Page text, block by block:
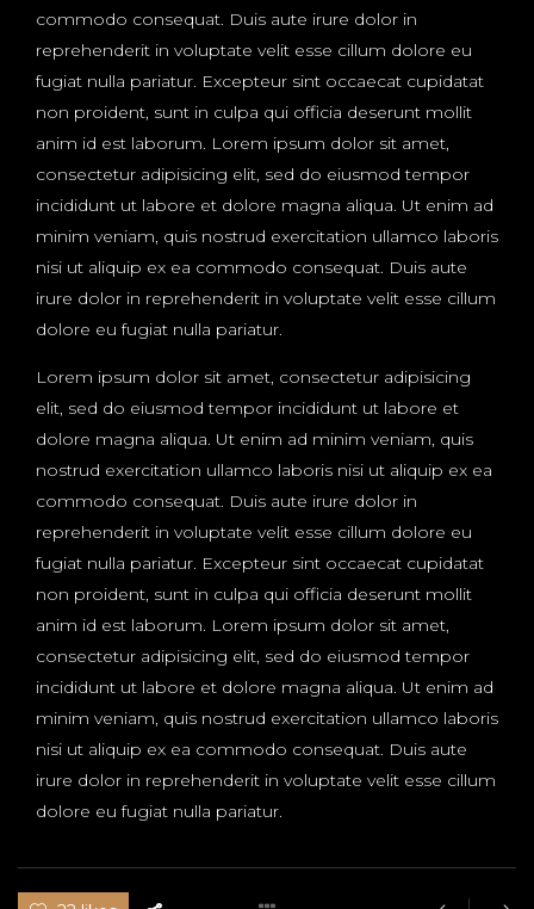
commodo consequat. Duis aute irure dolor in
reprehenderit in voluptate velit esse cillum dolore eu
fugiat nulla pariatur. Excepteur sint occaecat cupidatat
non proident, sunt in culpa qui officia deserunt mollit
anim id est laborum. Lorem ipsum dolor sit amet,
consectetur adipisicing elit, sed do eiusmod tempor
incididunt ut labore et dolore magna aliqua. Ut enim ad
minim veniam, quis nostrud exercitation ullamco laboris
nisi ut aliquip ex ea commodo consequat. Duis aute
irure dolor in reprehenderit in voluptate velit esse cillum
dolore eu fugiat nulla pariatur.
Lorem ipsum dolor sit amet, consectetur adipisicing
elit, sed do eiusmod tempor incididunt ut labore et
dolore magna aliqua. Ut enim ad minim veniam, quis
nostrud exercitation ullamco laboris nisi ut aliquip ex ea
commodo consequat. Duis aute irure dolor in
reprehenderit in voluptate velit esse cillum dolore eu
fugiat nulla pariatur. Excepteur sint occaecat cupidatat
non proident, sunt in culpa qui officia deserunt mollit
anim id est laborum. Lorem ipsum dolor sit amet,
consectetur adipisicing elit, sed do eiusmod tempor
incididunt ut labore et dolore magna aliqua. Ut enim ad
minim veniam, quis nostrud exercitation ullamco laboris
nisi ut aliquip ex ea commodo consequat. Duis aute
irure dolor in reprehenderit in voluptate velit esse cillum
dolore eu fugiat nulla pariatur.